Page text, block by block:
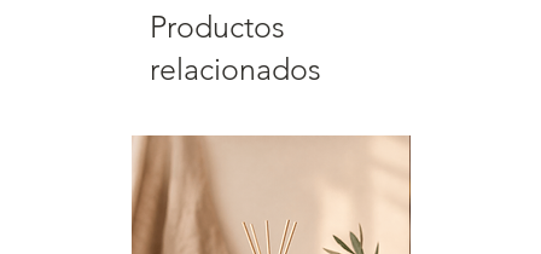
Productos
relacionados